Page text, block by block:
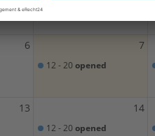
6 7
12 - 20 opened
13 14
12 - 20 opened